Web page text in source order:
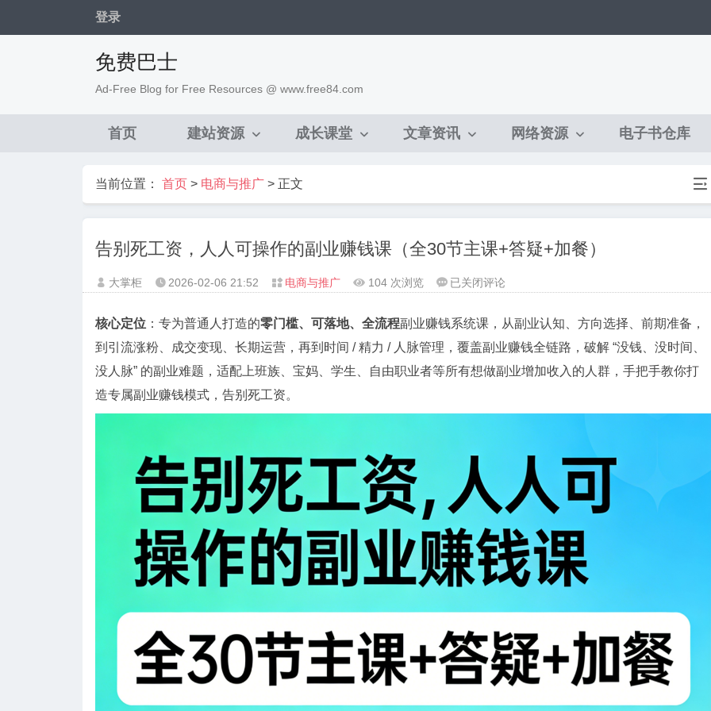
登录
免费巴士
Ad-Free Blog for Free Resources @ www.free84.com
首页 建站资源 成长课堂 文章资讯 网络资源 电子书仓库

当前位置： 首页 > 电商与推广 > 正文
告别死工资，人人可操作的副业赚钱课（全30节主课+答疑+加餐）
 大掌柜  2026-02-06 21:52  电商与推广  104 次浏览  告
死
工
人
可
业
赚
钱
课
（全
主
课
+答
已关闭评论
核心定位 ：专为普通人打造的零门槛、可落地、全流程副业赚钱系统课，从副业认知、方向选择、前期准备，
到引流涨粉、成交变现、长期运营，再到时间 / 精力 / 人脉管理，覆盖副业赚钱全链路，破解 “没钱、没时间、
没人脉” 的副业难题，适配上班族、宝妈、学生、自由职业者等所有想做副业增加收入的人群，手把手教你打
造专属副业赚钱模式，告别死工资。